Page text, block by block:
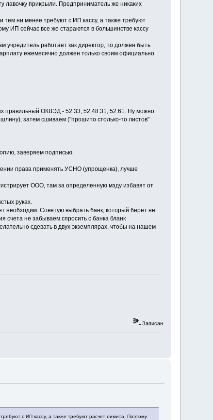
лавочку прикрыли. Предприниматель же никаких
ни менее требуют с ИП кассу, а также требуют
ИП сейчас все же стараются в большинстве кассу
работает как директор, то должен быть
ежемесячно должен только своим официально
правильный ОКВЭД - 52.33, 52.48.31, 52.61. Ну можно
затем сшиваем ("прошито столько-то листов"
заверяем подписью.
права применять УСНО (упрощенка), лучше
ООО, там за определенную мзду избавят от
руках.
необходим. Советую выбрать банк, который берет не
счета не забываем спросить с банка бланк
сдевать в двух экземплярах, чтобы на нашем
Записан
с ИП кассу, а также требуют расчет лимита. Поэтому